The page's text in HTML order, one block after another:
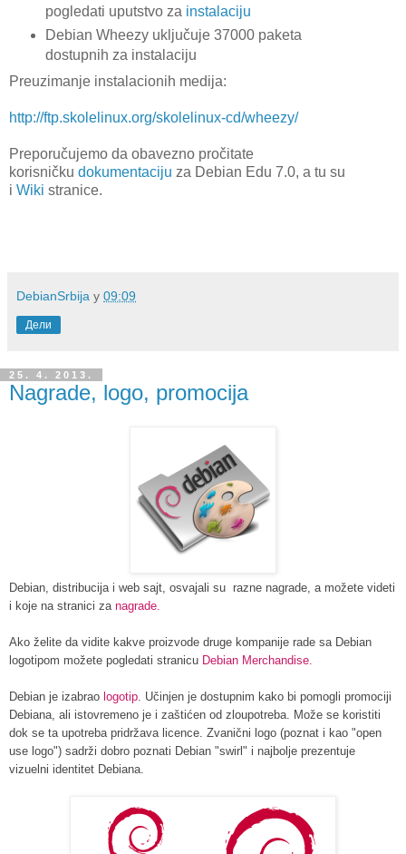
pogledati uputstvo za instalaciju
Debian Wheezy uključuje 37000 paketa
dostupnih za instalaciju
Preuzimanje instalacionih medija:
http://ftp.skolelinux.org/skolelinux-cd/wheezy/
Preporučujemo da obavezno pročitate
korisničku dokumentaciju za Debian Edu 7.0, a tu su
i Wiki stranice.
DebianSrbija у 09:09
Дели
25. 4. 2013.
Nagrade, logo, promocija
Debian, distribucija i web sajt, osvajali su razne nagrade, a možete videti
i koje na stranici za nagrade.
Ako želite da vidite kakve proizvode druge kompanije rade sa Debian
logotipom možete pogledati stranicu Debian Merchandise.
Debian je izabrao logotip. Učinjen je dostupnim kako bi pomogli promociji
Debiana, ali istovremeno je i zaštićen od zloupotreba. Može se koristiti
dok se ta upotreba pridržava licence. Zvanični logo (poznat i kao "open
use logo") sadrži dobro poznati Debian "swirl" i najbolje prezentuje
vizuelni identitet Debiana.